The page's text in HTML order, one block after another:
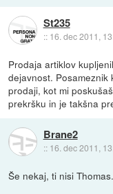
St235
:: 16. dec 2011,
Prodaja artiklov
dejavnost. Posameznik
prodaji, kot mi
prekršku in je takšna
Brane2
:: 16. dec 2011,
Še nekaj, ti nisi Thomas.